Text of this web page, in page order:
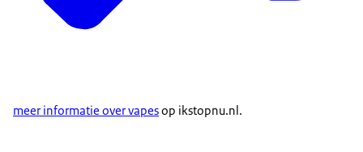
meer informatie over vapesop ikstopnu.nl.